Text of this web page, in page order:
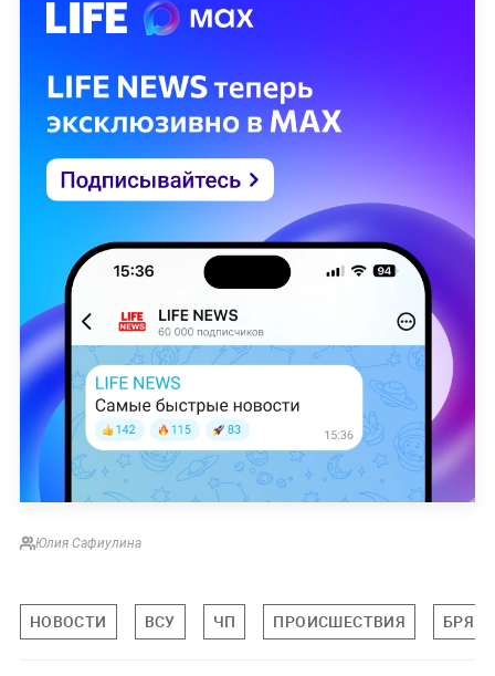
Юлия Сафиулина
НОВОСТИ ВСУ ЧП ПРОИСШЕСТВИЯ